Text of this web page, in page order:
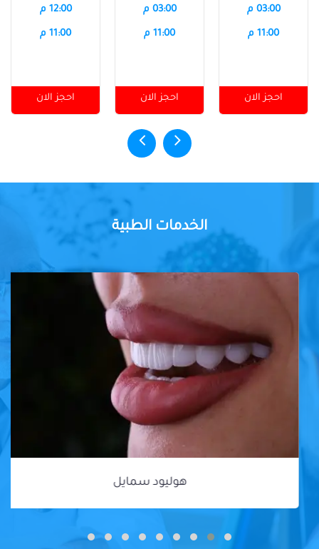
03:00 م
11:00 م
احجز الان
03:00 م
11:00 م
احجز الان
12:00 م
11:00 م
احجز الان
الخدمات الطبية
هوليود سمايل